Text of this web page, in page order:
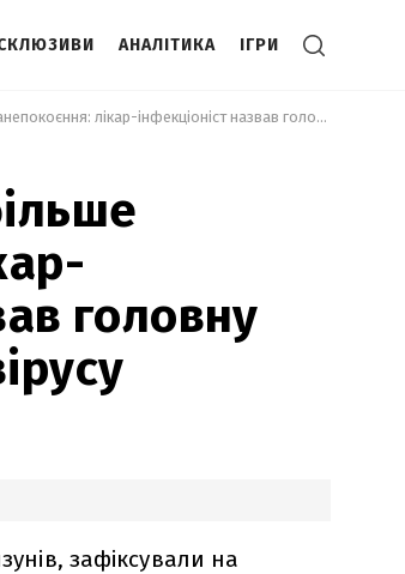
АНАЛІТИКА ІГРИ
Це викликає найбільше занепокоєння: лікар-інфекціоніст назвав головну небезпеку хантавірусу
головну
зафіксували на